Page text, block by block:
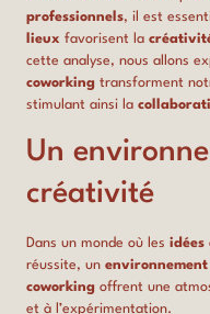
professionnels, il est
lieux favorisent la
cette analyse, nous allons
coworking transforment
stimulant ainsi la
Un
créativité
Dans un monde où les idées
réussite, un environnement
coworking offrent une
et à l’expérimentation.